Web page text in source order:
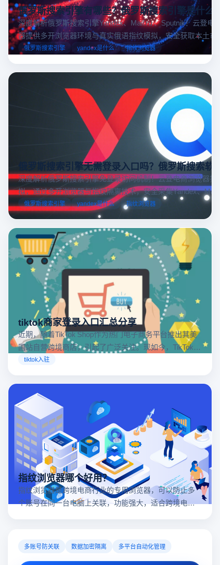
俄罗斯搜索引擎有哪些？俄罗斯搜索引擎是什么
深度解析俄罗斯搜索引擎Yandex、Mail.ru 、Sputnik！云登电
器提供多开浏览器环境与真实俄语指纹模拟，安全获取本土市
据，助力跨境电商精准决策。
俄罗斯搜索引擎 yandex是什么 指纹浏览器
俄罗斯搜索引擎无需登录入口吗？俄罗斯搜索软
深度解析俄罗斯搜索引擎免登录访问机制！云登电商浏览器
拟，通过多开浏览器与指纹隔离技术，安全采集Yandex、
跨境电商本土化运营。
俄罗斯搜索引擎 yandex是什么 指纹浏览器
tiktok商家登录入口汇总分享
近期，随着TikTok Shop作为热门电子商务平台推出其美
国站自营跨境商店，引起了广泛关注。现如今，TikTok商
店已覆盖美国、英国及东南亚地区，因此了解官方网站
tiktok入驻
指纹浏览器哪个好用？
指纹浏览器是跨境电商行业的专用浏览器，可以防止多
个账号在同一台电脑上关联，功能强大，适合跨境电商
多账号防关联 数据加密隔离 多平台自动化管理